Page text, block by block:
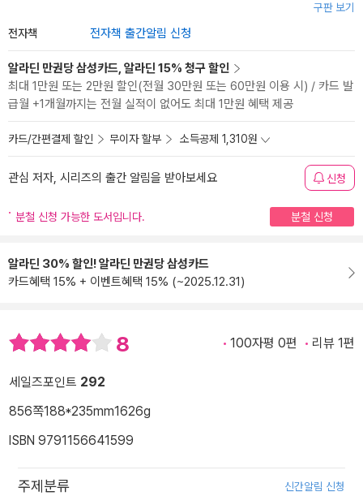
구판 보기
전자책 전자책 출간알림 신청
알라딘 만권당 삼성카드, 알라딘 15% 청구 할인
최대 1만원 또는 2만원 할인(전월 30만원 또는 60만원 이용 시) / 카드 발
급월 +1개월까지는 전월 실적이 없어도 최대 1만원 혜택 제공
카드/간편결제 할인 무이자 할부 소득공제 1,310원
관심 저자, 시리즈의 출간 알림을 받아보세요 신청
분철 신청 가능한 도서입니다. 분철 신청
알라딘 30% 할인! 알라딘 만권당 삼성카드
카드혜택 15% + 이벤트혜택 15% (~2025.12.31)
8 100자평 0편 리뷰 1편
세일즈포인트 292
856쪽188*235mm1626g
ISBN 9791156641599
주제분류 신간알림 신청